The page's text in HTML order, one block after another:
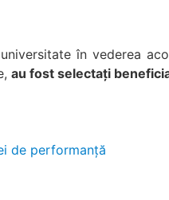
în vederea
au fost selectați
de performanță